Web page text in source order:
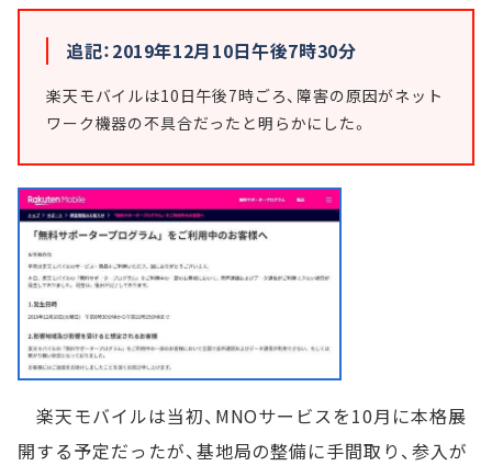
追記：2019年12月10日午後7時30分
楽天モバイルは10日午後7時ごろ、障害の原因がネット
ワーク機器の不具合だったと明らかにした。
楽天モバイルは当初、MNOサービスを10月に本格展
開する予定だったが、基地局の整備に手間取り、参入が